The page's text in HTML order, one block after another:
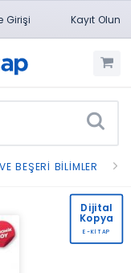
Girişi Kayıt Olun
BEŞERI BILIMLER
Dijital
Kopya
E-KİTAP